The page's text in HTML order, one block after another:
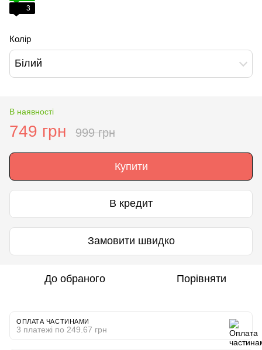
3
Колір
Білий
В наявності
749 грн 999 грн
Купити
В кредит
Замовити швидко
До обраного Порівняти
ОПЛАТА ЧАСТИНАМИ
3 платежі по 249.67 грн